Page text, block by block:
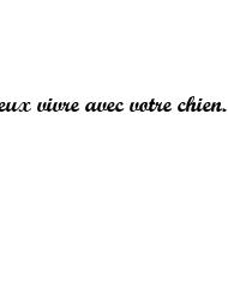
vivre avec votre chien.